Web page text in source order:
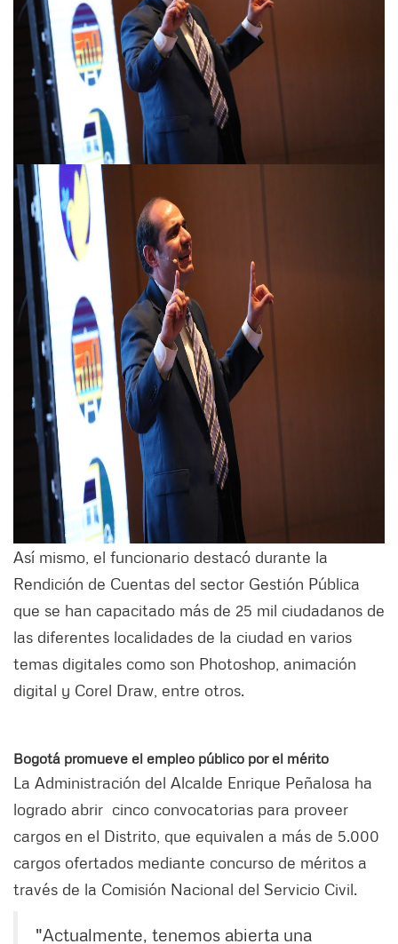
Así mismo, el funcionario destacó durante la
Rendición de Cuentas del sector Gestión Pública
que se han capacitado más de 25 mil ciudadanos de
las diferentes localidades de la ciudad en varios
temas digitales como son Photoshop, animación
digital y Corel Draw, entre otros.
Bogotá promueve el empleo público por el mérito
La Administración del Alcalde Enrique Peñalosa ha
logrado abrir cinco convocatorias para proveer
cargos en el Distrito, que equivalen a más de 5.000
cargos ofertados mediante concurso de méritos a
través de la Comisión Nacional del Servicio Civil.
"Actualmente, tenemos abierta una